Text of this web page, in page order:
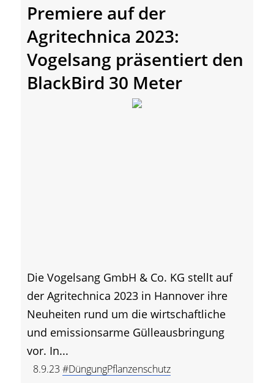
Premiere auf der
Agritechnica 2023:
Vogelsang präsentiert den
BlackBird 30 Meter
Die Vogelsang GmbH & Co. KG stellt auf
der Agritechnica 2023 in Hannover ihre
Neuheiten rund um die wirtschaftliche
und emissionsarme Gülleausbringung
vor. In...
8.9.23 #DüngungPflanzenschutz